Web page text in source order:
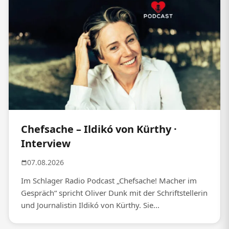
Chefsache – Ildikó von Kürthy ·
Interview
07.08.2026
Im Schlager Radio Podcast „Chefsache! Macher im
Gespräch“ spricht Oliver Dunk mit der Schriftstellerin
und Journalistin Ildikó von Kürthy. Sie...